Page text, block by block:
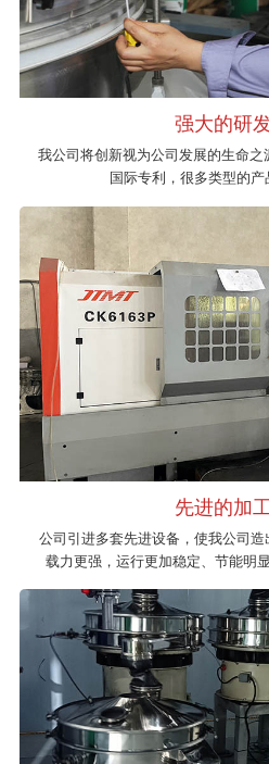
强大的研
我公司将创新视为公司发展的生命
国际专利，很多类型的产
先进的加
公司引进多套先进设备，使我公司
载力更强，运行更加稳定、节能明